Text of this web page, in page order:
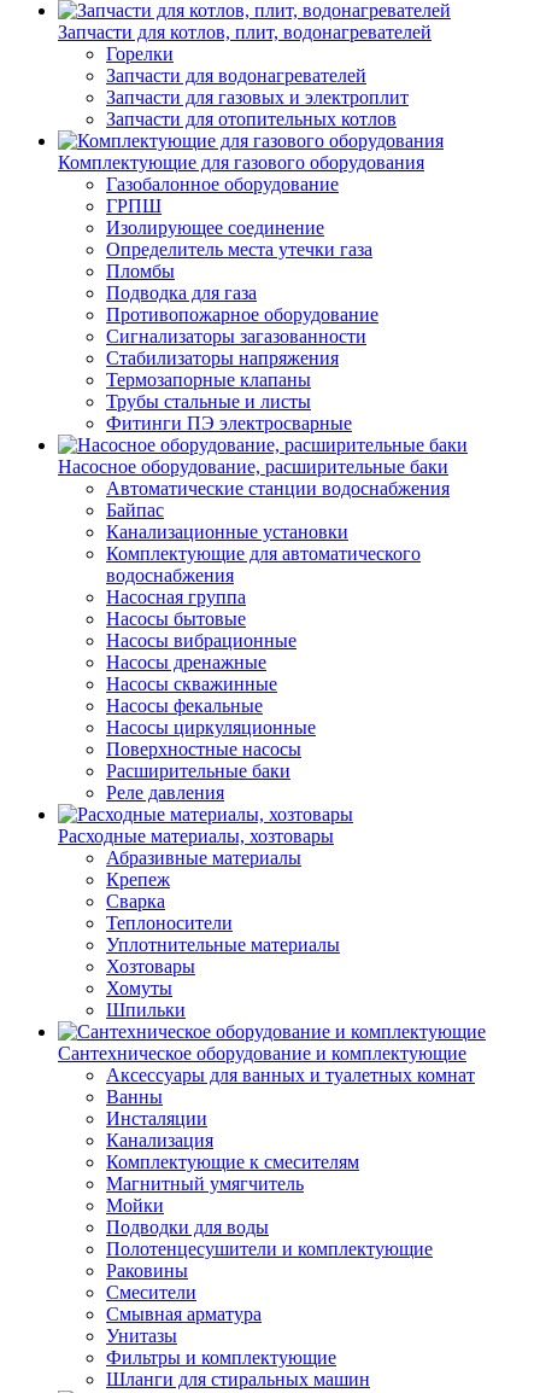
Запчасти для котлов, плит, водонагревателей
Горелки
Запчасти для водонагревателей
Запчасти для газовых и электроплит
Запчасти для отопительных котлов
Комплектующие для газового оборудования
Газобалонное оборудование
ГРПШ
Изолирующее соединение
Определитель места утечки газа
Пломбы
Подводка для газа
Противопожарное оборудование
Сигнализаторы загазованности
Стабилизаторы напряжения
Термозапорные клапаны
Трубы стальные и листы
Фитинги ПЭ электросварные
Насосное оборудование, расширительные баки
Автоматические станции водоснабжения
Байпас
Канализационные установки
Комплектующие для автоматического
водоснабжения
Насосная группа
Насосы бытовые
Насосы вибрационные
Насосы дренажные
Насосы скважинные
Насосы фекальные
Насосы циркуляционные
Поверхностные насосы
Расширительные баки
Реле давления
Расходные материалы, хозтовары
Абразивные материалы
Крепеж
Сварка
Теплоносители
Уплотнительные материалы
Хозтовары
Хомуты
Шпильки
Сантехническое оборудование и комплектующие
Аксессуары для ванных и туалетных комнат
Ванны
Инсталяции
Канализация
Комплектующие к смесителям
Магнитный умягчитель
Мойки
Подводки для воды
Полотенцесушители и комплектующие
Раковины
Смесители
Смывная арматура
Унитазы
Фильтры и комплектующие
Шланги для стиральных машин